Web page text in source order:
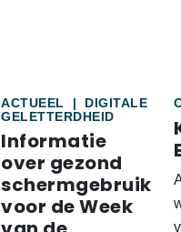
ACTUEEL |
DIGITALE
GELETTERDHEID
Informatie
over gezond
schermgebruik
voor de Week